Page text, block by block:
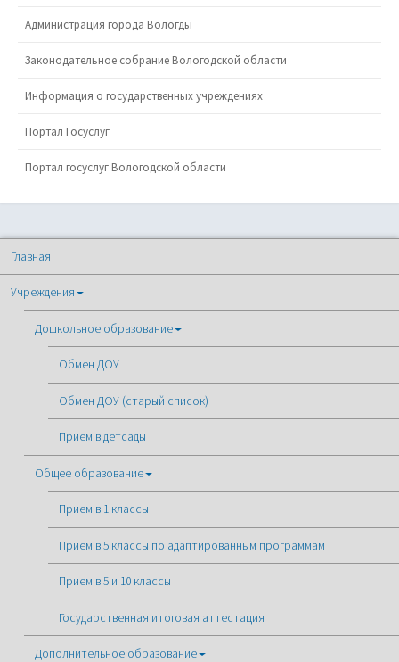
Администрация города Вологды
Законодательное собрание Вологодской области
Информация о государственных учреждениях
Портал Госуслуг
Портал госуслуг Вологодской области
Главная
Учреждения
Дошкольное образование
Обмен ДОУ
Обмен ДОУ (старый список)
Прием в детсады
Общее образование
Прием в 1 классы
Прием в 5 классы по адаптированным программам
Прием в 5 и 10 классы
Государственная итоговая аттестация
Дополнительное образование